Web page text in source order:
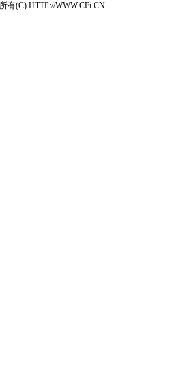
有(C) HTTP://WWW.CFi.CN